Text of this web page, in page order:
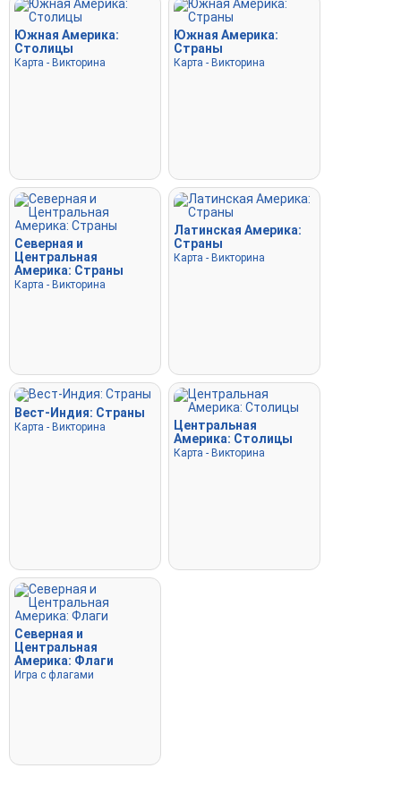
нажмите пробел для ускорения.
Южная Америка:
Столицы
Карта - Викторина
Южная Америка:
Страны
Карта - Викторина
Северная и
Центральная
Америка: Страны
Карта - Викторина
Латинская Америка:
Страны
Карта - Викторина
Вест-Индия: Страны
Карта - Викторина
Центральная
Америка: Столицы
Карта - Викторина
Северная и
Центральная
Америка: Флаги
Игра с флагами